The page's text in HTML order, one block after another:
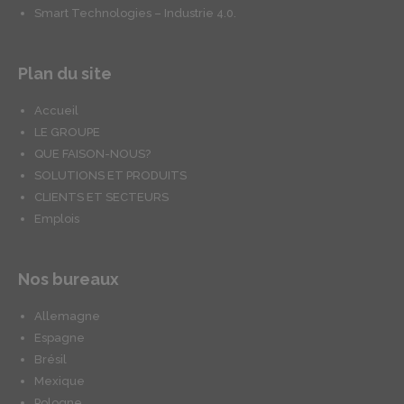
Smart Technologies – Industrie 4.0.
Plan du site
Accueil
LE GROUPE
QUE FAISON-NOUS?
SOLUTIONS ET PRODUITS
CLIENTS ET SECTEURS
Emplois
Nos bureaux
Allemagne
Espagne
Brésil
Mexique